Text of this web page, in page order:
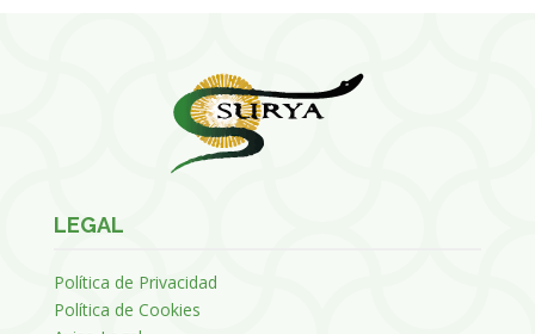
LEGAL
Política de Privacidad
Política de Cookies